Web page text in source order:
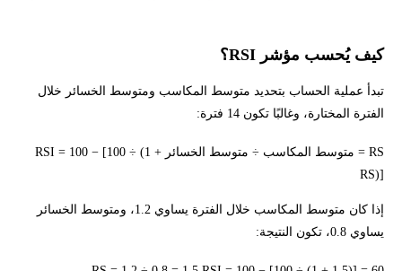
كيف يُحسب مؤشر RSI؟
تبدأ عملية الحساب بتحديد متوسط المكاسب ومتوسط الخسائر خلال
الفترة المختارة، وغالبًا تكون 14 فترة:
RS = متوسط المكاسب ÷ متوسط الخسائر RSI = 100 − [100 ÷ (1 +
RS)]
إذا كان متوسط المكاسب خلال الفترة يساوي 1.2، ومتوسط الخسائر
يساوي 0.8، تكون النتيجة: